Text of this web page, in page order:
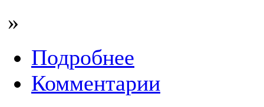
»
Подробнее
Комментарии